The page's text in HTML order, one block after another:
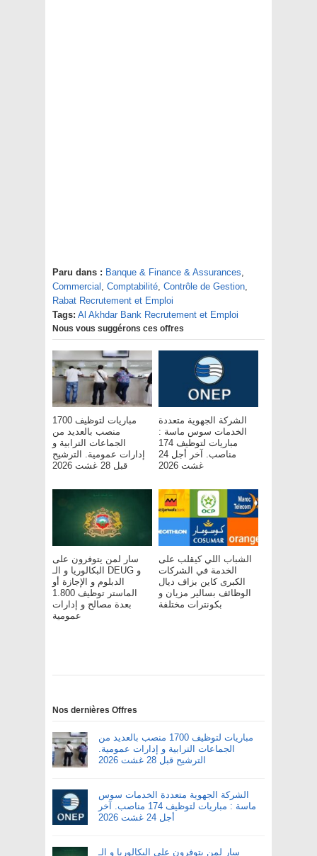
Paru dans : Banque & Finance & Assurances,
Commercial , Comptabilité, Contrôle de Gestion,
Rabat Recrutement et Emploi
Tags: Al Akhdar Bank Recrutement et Emploi
Nous vous suggérons ces offres
مباريات لتوظيف 1700
منصب بالعديد من
الجماعات الترابية و
إدارات عمومية. الترشيح
قبل 28 غشت 2026
الشركة الجهوية متعددة
الخدمات سوس ماسة :
مباريات لتوظيف 174
مناصب. آخر أجل 24
غشت 2026
سار لمن يتوفرون على
البكالوريا و الـ DEUG و
الدبلوم و الإجازة أو
الماستر توظيف 1.800
بعدة مصالح و إدارات
عمومية
الشباب اللي كيقلب على
الخدمة في الشركات
الكبرى كاين بزاف ديال
الوظائف بسالير مزيان و
بكونترات مختلفة
Nos dernières Offres
مباريات لتوظيف 1700 منصب بالعديد من
الجماعات الترابية و إدارات عمومية.
الترشيح قبل 28 غشت 2026
الشركة الجهوية متعددة الخدمات سوس
ماسة : مباريات لتوظيف 174 مناصب. آخر
أجل 24 غشت 2026
سار لمن يتوفرون على البكالوريا و الـ